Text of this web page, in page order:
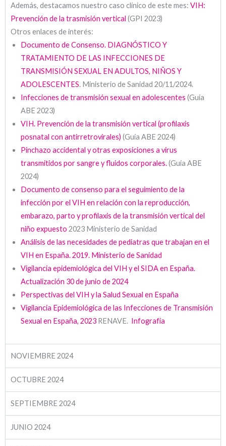
Además, destacamos nuestro caso clínico de este mes: VIH:
Prevención de la trasmisión vertical (GPI 2023)
Otros enlaces de interés:
Documento de Consenso. DIAGNÓSTICO Y
TRATAMIENTO DE LAS INFECCIONES DE
TRANSMISIÓN SEXUAL EN ADULTOS, NIÑOS Y
ADOLESCENTES. Ministerio de Sanidad 20/11/2024.
Infecciones de transmisión sexual en adolescentes (Guía
ABE 2023)
VIH. Prevención de la transmisión vertical (profilaxis
posnatal con antirretrovirales) (Guía ABE 2024)
Pinchazo accidental y otras exposiciones a virus
transmitidos por sangre y fluidos corporales.(Guía ABE
2024)
Documento de consenso para el seguimiento de la
infección por el VIH en relación con la reproducción,
embarazo, parto y profilaxis de la transmisión vertical del
niño expuesto 2023 Ministerio de Sanidad
Análisis de las necesidades de pediatras que trabajan en el
VIH en España. 2019. Ministerio de Sanidad
Vigilancia epidemiológica del VIH y el SIDA en España.
Actualización 30 de junio de 2024
Perspectivas del VIH y la Salud Sexual en España
Vigilancia Epidemiológica de las Infecciones de Transmisión
Sexual en España, 2023 RENAVE. Infografía
NOVIEMBRE 2024
OCTUBRE 2024
SEPTIEMBRE 2024
JUNIO 2024